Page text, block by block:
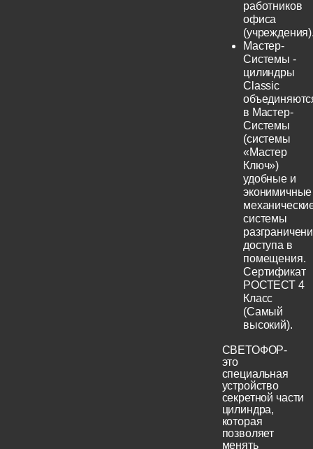
работников
офиса
Мастер-
Системы -
цилиндры
Classic
в Мастер-
Системы
(системы
«Мастер
Ключ»)
удобные и
эконимичные
системы
доступа в
помещения.
Сертификат
РОСТЕСТ 4
Класс
(Самый
высокий).
СВЕТОФОР-
это
специальная
устройство
секретной части
цилиндра,
которая
позволяет
менять